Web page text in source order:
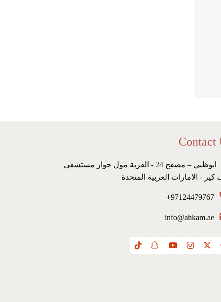
Contact
ابوظبي – مصفح 24 - القرية مول جوار مستشفى
كير - الامارات العربية المتحدة
97124479767+
info@ahkam.ae